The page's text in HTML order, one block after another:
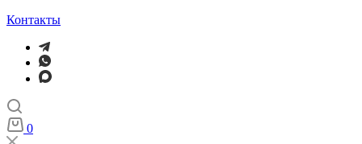
Контакты
0